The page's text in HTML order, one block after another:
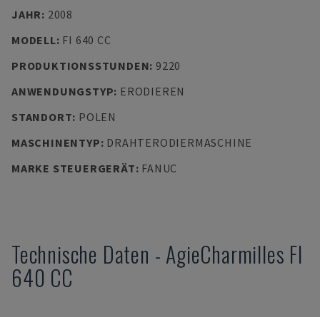
JAHR: 2008
MODELL: FI 640 CC
PRODUKTIONSSTUNDEN: 9220
ANWENDUNGSTYP: ERODIEREN
STANDORT: POLEN
MASCHINENTYP: DRAHTERODIERMASCHINE
MARKE STEUERGERÄT: FANUC
Technische Daten - AgieCharmilles FI
640 CC